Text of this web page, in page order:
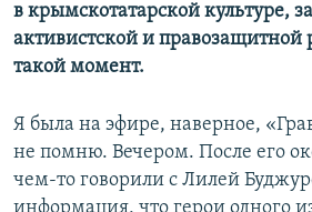
в крымскотатарской культуре,
активистской и правозащитной
такой момент.
Я была на эфире, наверное,
не помню. Вечером. После его
чем-то говорили с Лилей